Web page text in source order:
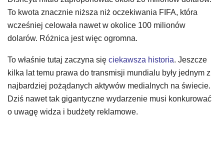
To kwota znacznie niższa niż oczekiwania FIFA, która
wcześniej celowała nawet w okolice 100 milionów
dolarów. Różnica jest więc ogromna.
To właśnie tutaj zaczyna się ciekawsza historia. Jeszcze
kilka lat temu prawa do transmisji mundialu były jednym z
najbardziej pożądanych aktywów medialnych na świecie.
Dziś nawet tak gigantyczne wydarzenie musi konkurować
o uwagę widza i budżety reklamowe.